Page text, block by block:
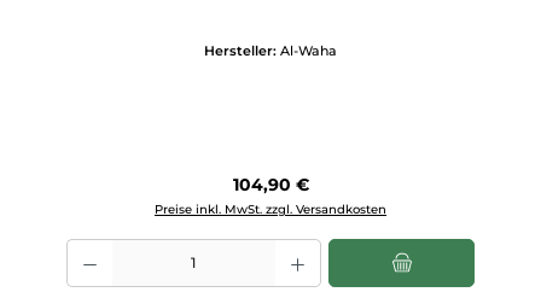
Hersteller: Al-Waha
Regulärer Preis:
104,90 €
Preise inkl. MwSt. zzgl. Versandkosten
Produkt Anzahl: Gib den gewünschten Wert ein oder benutze die